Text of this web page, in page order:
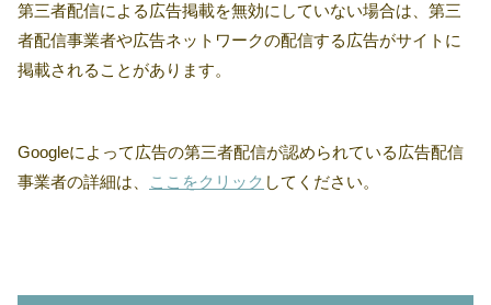
第三者配信による広告掲載を無効にしていない場合は、第三
者配信事業者や広告ネットワークの配信する広告がサイトに
掲載されることがあります。
Googleによって広告の第三者配信が認められている広告配信
事業者の詳細は、
ここをクリック してください。